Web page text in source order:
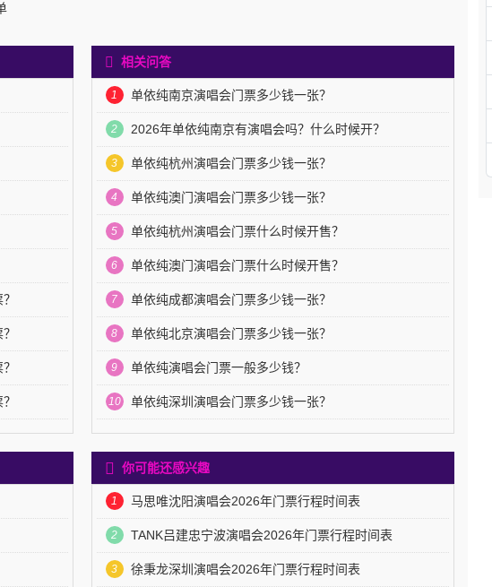
相关问答
1 单依纯南京演唱会门票多少钱一张？
2 2026年单依纯南京有演唱会吗？什么时候开？
3 单依纯杭州演唱会门票多少钱一张？
4 单依纯澳门演唱会门票多少钱一张？
5 单依纯杭州演唱会门票什么时候开售？
6 单依纯澳门演唱会门票什么时候开售？
7 单依纯成都演唱会门票多少钱一张？
8 单依纯北京演唱会门票多少钱一张？
9 单依纯演唱会门票一般多少钱？
10 单依纯深圳演唱会门票多少钱一张？
你可能还感兴趣
1 马思唯沈阳演唱会2026年门票行程时间表
2 TANK吕建忠宁波演唱会2026年门票行程时间表
3 徐秉龙深圳演唱会2026年门票行程时间表